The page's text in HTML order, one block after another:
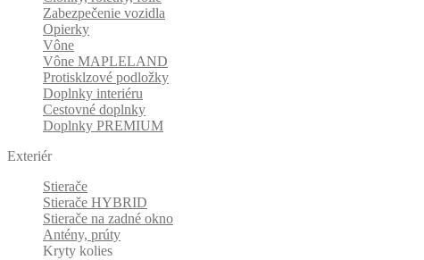
Zabezpečenie vozidla
Opierky
Vône
Vône MAPLELAND
Protisklzové podložky
Doplnky interiéru
Cestovné doplnky
Doplnky PREMIUM
Exteriér
Stierače
Stierače HYBRID
Stierače na zadné okno
Antény, prúty
Kryty kolies